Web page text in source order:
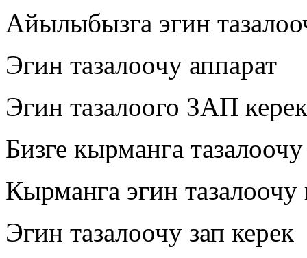
Айылыбызга эгин
Эгин тазалоочу аппарат
Эгин тазалоого ЗАП керек
Бизге кырманга
Кырманга эгин
Эгин тазалоочу зап керек